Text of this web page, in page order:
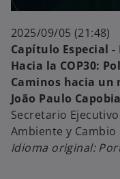
2025/09/05 (21:48)
Capítulo Especial -
Hacia la COP30:
Caminos hacia un
João Paulo
Secretario
Ambiente y
Idioma original: